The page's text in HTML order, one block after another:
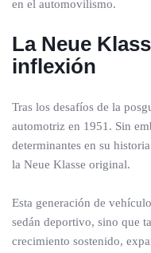
en el automovilismo.
La Neue
inflexión
Tras los desafíos de la
automotriz en 1951. Sin
determinantes en su
la Neue Klasse original.
Esta generación de
sedán deportivo, sino que
crecimiento sostenido,